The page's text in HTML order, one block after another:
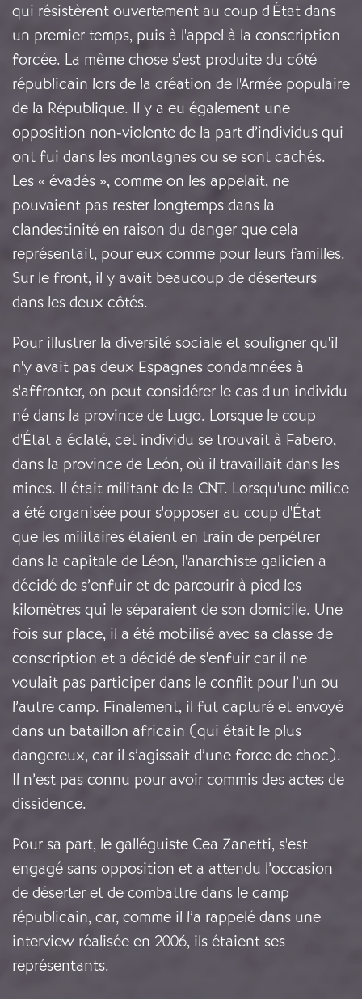
qui résistèrent ouvertement au coup d'État dans
un premier temps, puis à l'appel à la conscription
forcée. La même chose s'est produite du côté
républicain lors de la création de l'Armée populaire
de la République. Il y a eu également une
opposition non-violente de la part d’individus qui
ont fui dans les montagnes ou se sont cachés.
Les « évadés », comme on les appelait, ne
pouvaient pas rester longtemps dans la
clandestinité en raison du danger que cela
représentait, pour eux comme pour leurs familles.
Sur le front, il y avait beaucoup de déserteurs
dans les deux côtés.
Pour illustrer la diversité sociale et souligner qu'il
n'y avait pas deux Espagnes condamnées à
s'affronter, on peut considérer le cas d'un individu
né dans la province de Lugo. Lorsque le coup
d'État a éclaté, cet individu se trouvait à Fabero,
dans la province de León, où il travaillait dans les
mines. Il était militant de la CNT. Lorsqu'une milice
a été organisée pour s'opposer au coup d'État
que les militaires étaient en train de perpétrer
dans la capitale de Léon, l'anarchiste galicien a
décidé de s’enfuir et de parcourir à pied les
kilomètres qui le séparaient de son domicile. Une
fois sur place, il a été mobilisé avec sa classe de
conscription et a décidé de s'enfuir car il ne
voulait pas participer dans le conflit pour l’un ou
l’autre camp. Finalement, il fut capturé et envoyé
dans un bataillon africain (qui était le plus
dangereux, car il s’agissait d’une force de choc).
Il n’est pas connu pour avoir commis des actes de
dissidence.
Pour sa part, le galléguiste Cea Zanetti, s'est
engagé sans opposition et a attendu l’occasion
de déserter et de combattre dans le camp
républicain, car, comme il l’a rappelé dans une
interview réalisée en 2006, ils étaient ses
représentants.